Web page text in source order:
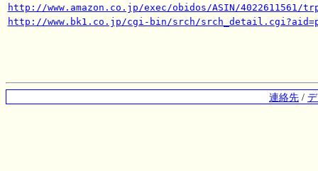
http://www.amazon.co.jp/exec/obidos/ASIN/4022611561/
http://www.bk1.co.jp/cgi-bin/srch/srch_detail.cgi?aid=p-
連絡先 /